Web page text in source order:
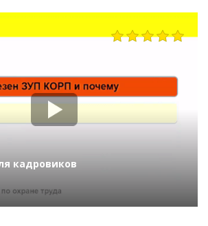
кадровиков